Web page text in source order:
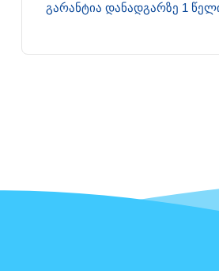
გარანტია დანადგარზე 1